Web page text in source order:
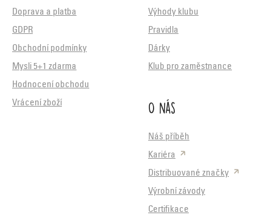
Doprava a platba
GDPR
Obchodní podmínky
Mysli 5+1 zdarma
Hodnocení obchodu
Vrácení zboží
Výhody klubu
Pravidla
Dárky
Klub pro zaměstnance
O nás
Náš příběh
Kariéra
Distribuované značky
Výrobní závody
Certifikace